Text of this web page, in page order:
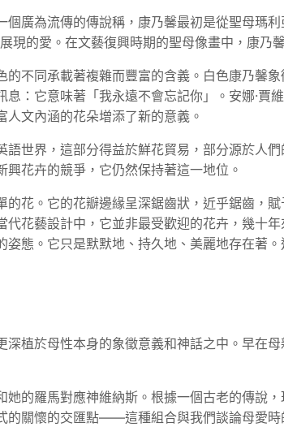
廣為流傳的傳說稱，康乃馨最初是從聖母瑪
的愛。在文藝復興時期的聖母像畫中，康乃
不同承載著複雜而豐富的含義。白色康乃馨
：它意味著「我永遠不會忘記你」。安娜·
文內涵的花朵增添了新的意義。
世界，這部分得益於鮮花貿易，部分源於人
花卉的競爭，它仍然保持著這一地位。
花。它的花瓣邊緣呈深鋸齒狀，近乎鋸齒，
花藝設計中，它並非最受歡迎的花卉，幾十
態。它只是默默地、持久地、美麗地存在著
植於母性本身的象徵意義和神話之中。早在
的羅馬對應神維納斯。根據一個古老的傳說
的關懷的交匯點——這種組合與我們談論母愛時